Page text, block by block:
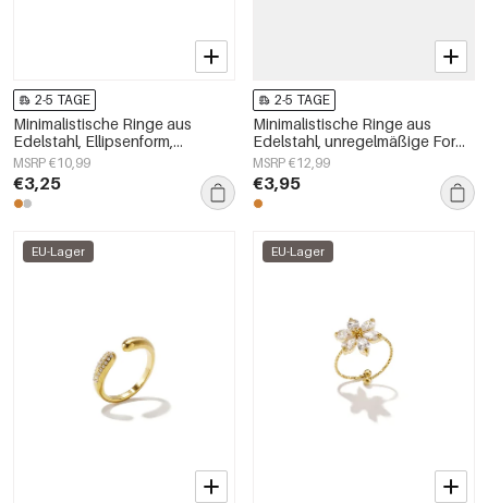
2-5 TAGE
Minimalistische Ringe aus
Edelstahl, Ellipsenform,
schlichte Alltags-Serie,
Damenschmuck
MSRP €10,99
€3,25
2-5 TAGE
Minimalistische Ringe aus
Edelstahl, unregelmäßige Form,
schlichte Alltags-Serie,
Damenschmuck
MSRP €12,99
€3,95
EU-Lager EU-Lager